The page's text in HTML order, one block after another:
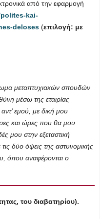
από την εφαρμογή
kai-
deloses (επιλογή: με
μεταπτυχιακών σπουδών
μέσω της εταιρίας
εμού, με δική μου
και ώρες που θα μου
στην εξεταστική
όψεις της αστυνομικής
όπου αναφέρονται ο
του διαβατηρίου).